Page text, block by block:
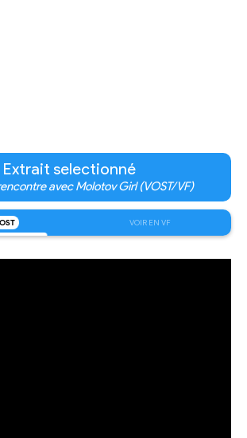
Extrait selectionné
avec Molotov Girl (VOST/VF)
VOIR EN VF